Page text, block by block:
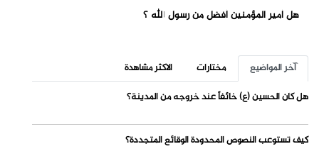
هل أمير المؤمنين أفضل من رسول الله ؟
آخر المواضيع مختارات
الاكثر مشاهدة
هل كان الحسين (ع) خائفاً عند خروجه من المدينة؟
كيف تستوعب النصوص المحدودة الوقائع المتجددة؟